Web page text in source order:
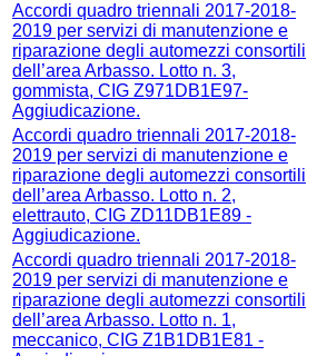
Accordi quadro triennali 2017-2018-
2019 per servizi di manutenzione e
riparazione degli automezzi consortili
dell’area Arbasso. Lotto n. 3,
gommista, CIG Z971DB1E97-
Aggiudicazione.
Accordi quadro triennali 2017-2018-
2019 per servizi di manutenzione e
riparazione degli automezzi consortili
dell’area Arbasso. Lotto n. 2,
elettrauto, CIG ZD11DB1E89 -
Aggiudicazione.
Accordi quadro triennali 2017-2018-
2019 per servizi di manutenzione e
riparazione degli automezzi consortili
dell’area Arbasso. Lotto n. 1,
meccanico, CIG Z1B1DB1E81 -